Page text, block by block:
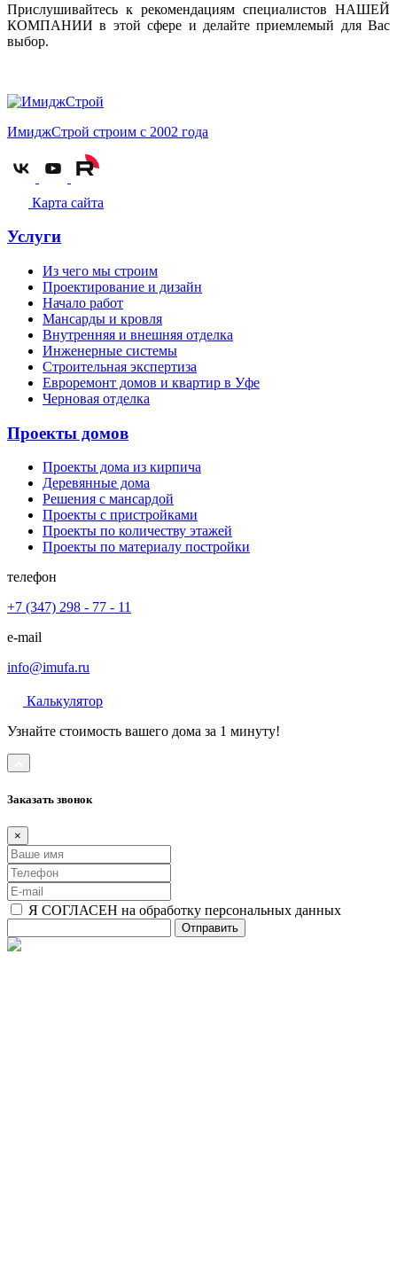
Прислушивайтесь к рекомендациям специалистов НАШЕЙ
КОМПАНИИ в этой сфере и делайте приемлемый для Вас
выбор.
ИмиджСтрой строим с 2002 года
Карта сайта
Услуги
Из чего мы строим
Проектирование и дизайн
Начало работ
Мансарды и кровля
Внутренняя и внешняя отделка
Инженерные системы
Строительная экспертиза
Евроремонт домов и квартир в Уфе
Черновая отделка
Проекты домов
Проекты дома из кирпича
Деревянные дома
Решения с мансардой
Проекты с пристройками
Проекты по количеству этажей
Проекты по материалу постройки
телефон
+7 (347) 298 - 77 - 11
e-mail
info@imufa.ru
Калькулятор
Узнайте стоимость вашего дома за 1 минуту!
Заказать звонок
×
Я СОГЛАСЕН на обработку персональных данных
Отправить